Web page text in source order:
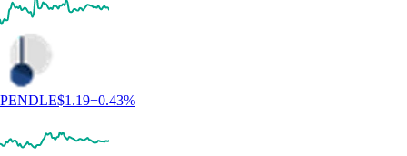
PENDLE$1.19+0.43%